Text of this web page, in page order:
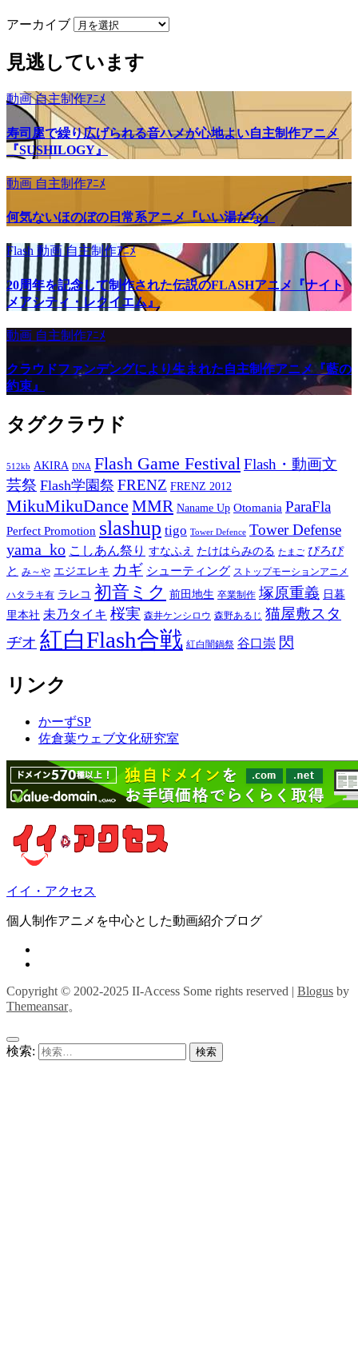
アーカイブ
見逃しています
動画自主制作ｱﾆﾒ
寿司屋で繰り広げられる音ハメが心地よい自主制作アニメ
『SUSHILOGY』
動画 自主制作ｱﾆﾒ
何気ないほのぼの日常系アニメ『いい湯だな』
Flash 動画自主制作ｱﾆﾒ
20周年を記念して制作された伝説のFLASHアニメ『ナイト
メアシティ・レクイエム』
動画 自主制作ｱﾆﾒ
クラウドファンデングにより生まれた自主制作アニメ『藍の
約束』
タグクラウド
512kb AKIRA DNA Flash Game FestivalFlash・動画文
芸祭 Flash学園祭 FRENZ FRENZ 2012
MikuMikuDance MMR Naname Up Otomania ParaFla
Perfect Promotion slashup tigo Tower Defence Tower Defense
yama_ko こしあん祭り すなふえ たけはらみのる たまご ぴろぴ
と み～や エジエレキ カギ シューティング ストップモーションアニメ
ハタラキ有 ラレコ 初音ミク 前田地生 卒業制作 塚原重義 日暮
里本社 未乃タイキ 桜実 森井ケンシロウ 森野あるじ 猫屋敷スタ
ヂオ 紅白Flash合戦 紅白闇鍋祭 谷口崇 閃
リンク
かーずSP
佐倉葉ウェブ文化研究室
イイ・アクセス
個人制作アニメを中心とした動画紹介ブログ
Copyright © 2002-2025 II-Access Some rights reserved | Blogus by
Themeansar。
検索: